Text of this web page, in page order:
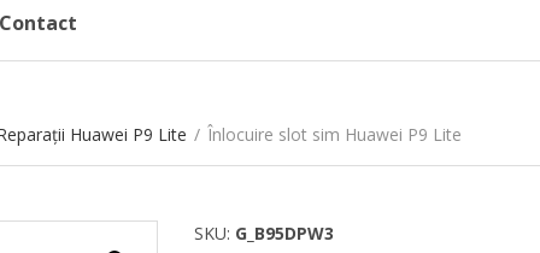
Contact
Huawei P9 Lite / Înlocuire slot sim Huawei P9 Lite
SKU: G_B95DPW3